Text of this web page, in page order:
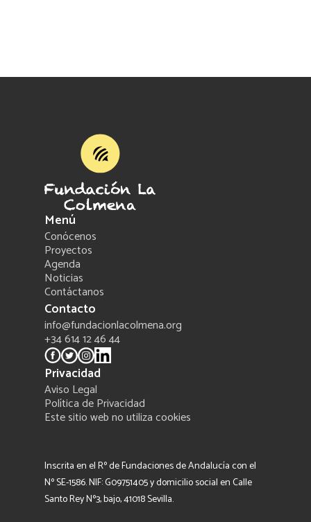
Menú
Conócenos
Proyectos
Agenda
Noticias
Contáctanos
Contacto
info@fundacionlacolmena.org
+34 614 12 46 44
Privacidad
Aviso Legal
Política de Privacidad
Este sitio web no utiliza cookies
Inscrita en el Rº de Fundaciones de Andalucía con el
Nº SE-1586. NIF: G09751405 y domicilio social en Calle
Santo Rey Nº3, bajo, 41018 Sevilla.